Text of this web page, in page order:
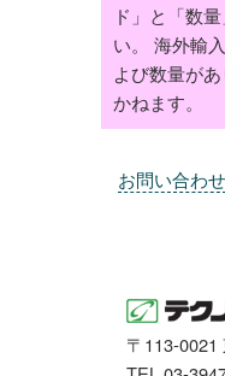
ド」と「数
い。 海外輸
よび数量が
かねます。
お問い合わせ
〒113-